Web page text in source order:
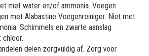
met water en/of ammonia. Voegen
met Alabastine Voegenreiniger. Niet met
Schimmels en zwarte aanslag
delen zorgvuldig af. Zorg voor